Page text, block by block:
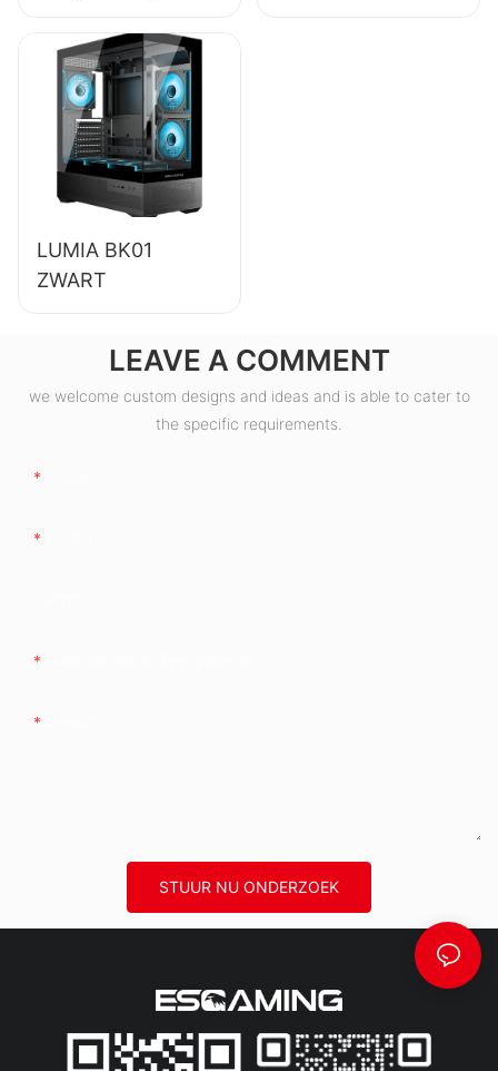
desktop-pc-
voeding met 85%
rendement en 80+
bronzen afwerking
ESB550W
LUMIA BK01
ZWART
LEAVE A COMMENT
we welcome custom designs and ideas and is able to cater to
the specific requirements.
STUUR NU ONDERZOEK